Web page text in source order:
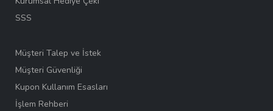
SSS
Müşteri Talep ve İstek
Müşteri Güvenliği
Kupon Kullanım Esasları
İşlem Rehberi